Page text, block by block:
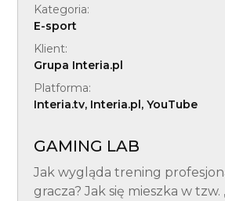
Kategoria:
E-sport
Klient:
Grupa Interia.pl
Platforma:
Interia.tv, Interia.pl, YouTube
GAMING LAB
Jak wygląda trening
gracza? Jak się mieszka w tzw.